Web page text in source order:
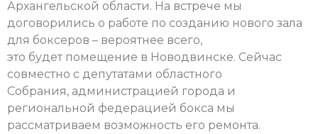
Архангельской области. На встрече мы
договорились о работе по созданию нового зала
для боксеров – вероятнее всего,
это будет помещение в Новодвинске. Сейчас
совместно с депутатами областного
Собрания, администрацией города и
региональной федерацией бокса мы
рассматриваем возможность его ремонта.